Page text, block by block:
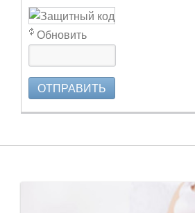
Обновить
ОТПРАВИТЬ